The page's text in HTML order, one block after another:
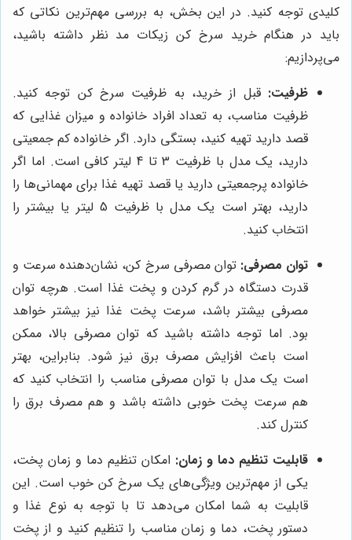
کلیدی توجه کنید. در این بخش، به بررسی مهم‌ترین نکاتی که
باید در هنگام خرید سرخ کن زیکات مد نظر داشته باشید،
می‌پردازیم:
ظرفیت: قبل از خرید، به ظرفیت سرخ کن توجه کنید.
ظرفیت مناسب، به تعداد افراد خانواده و میزان غذایی که
قصد دارید تهیه کنید، بستگی دارد. اگر خانواده کم جمعیتی
دارید، یک مدل با ظرفیت 3 تا 4 لیتر کافی است. اما اگر
خانواده پرجمعیتی دارید یا قصد تهیه غذا برای مهمانی‌ها را
دارید، بهتر است یک مدل با ظرفیت 5 لیتر یا بیشتر را
انتخاب کنید.
توان مصرفی: توان مصرفی سرخ کن، نشان‌دهنده سرعت و
قدرت دستگاه در گرم کردن و پخت غذا است. هرچه توان
مصرفی بیشتر باشد، سرعت پخت غذا نیز بیشتر خواهد
بود. اما توجه داشته باشید که توان مصرفی بالا، ممکن
است باعث افزایش مصرف برق نیز شود. بنابراین، بهتر
است یک مدل با توان مصرفی مناسب را انتخاب کنید که
هم سرعت پخت خوبی داشته باشد و هم مصرف برق را
کنترل کند.
قابلیت تنظیم دما و زمان: امکان تنظیم دما و زمان پخت،
یکی از مهم‌ترین ویژگی‌های یک سرخ کن خوب است. این
قابلیت به شما امکان می‌دهد تا با توجه به نوع غذا و
دستور پخت، دما و زمان مناسب را تنظیم کنید و از پخت